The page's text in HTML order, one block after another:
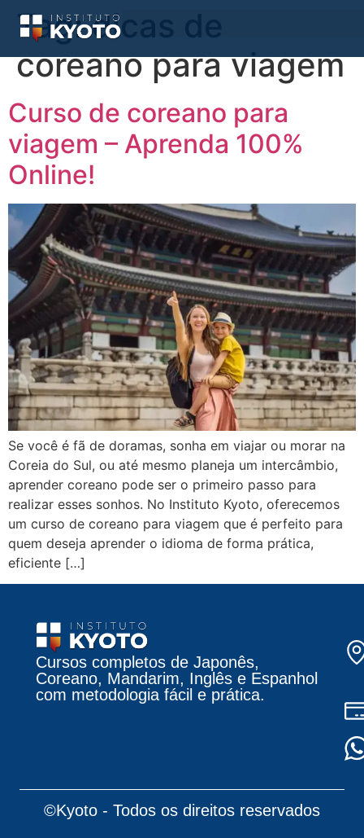
Tag:dicas de
coreano para viagem
Curso de coreano para
viagem – Aprenda 100%
Online!
Se você é fã de doramas, sonha em viajar ou morar na
Coreia do Sul, ou até mesmo planeja um intercâmbio,
aprender coreano pode ser o primeiro passo para
realizar esses sonhos. No Instituto Kyoto, oferecemos
um curso de coreano para viagem que é perfeito para
quem deseja aprender o idioma de forma prática,
eficiente […]
Cursos completos de Japonês,
Coreano, Mandarim, Inglês e Espanhol
com metodologia fácil e prática.
©Kyoto - Todos os direitos reservados